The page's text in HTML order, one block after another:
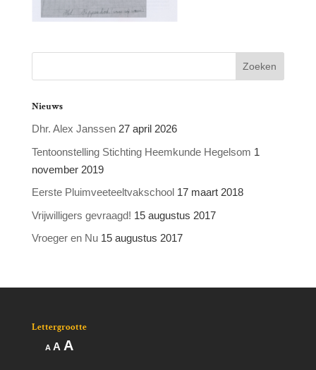
Nieuws
Dhr. Alex Janssen 27 april 2026
Tentoonstelling Stichting Heemkunde Hegelsom 1
november 2019
Eerste Pluimveeteeltvakschool 17 maart 2018
Vrijwilligers gevraagd! 15 augustus 2017
Vroeger en Nu 15 augustus 2017
Lettergrootte
A Lettertype
ALettertype
ALettertype
grootte